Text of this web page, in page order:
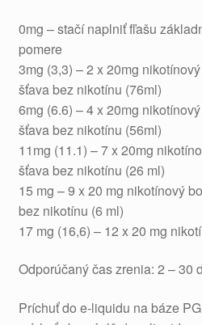
0mg – stačí naplniť fľašu
pomere
3mg (3,3) – 2 x 20mg
šťava bez nikotínu (76ml)
6mg (6.6) – 4 x 20mg
šťava bez nikotínu (56ml)
11mg (11.1) – 7 x 20mg
šťava bez nikotínu (26 ml)
15 mg – 9 x 20 mg nikotínový
bez nikotínu (6 ml)
17 mg (16,6) – 12 x 20 mg
Odporúčaný čas zrenia: 2 – 30
Príchuť do e-liquidu na báze